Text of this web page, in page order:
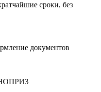
сроки, без
документов
НОПРИЗ